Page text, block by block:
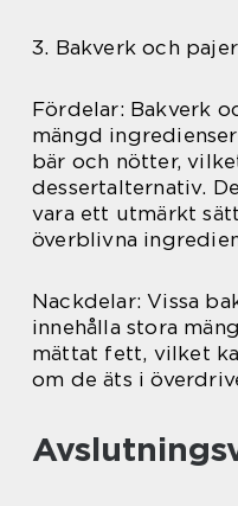
3. Bakverk och
Fördelar: Bakverk
mängd
bär och nötter,
dessertalternativ.
vara ett utmärkt
överblivna
Nackdelar: Vissa
innehålla stora
mättat fett, vilket
om de äts i